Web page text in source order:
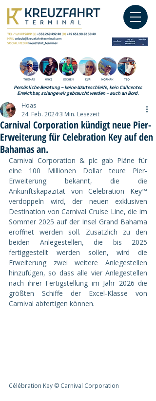
Persönliche Beratung – keine Warteschleife, kein Callcenter.
Erreichbar, solange wir gebraucht werden – auch an Bord.
Carnival Corporation kündigt neue Pier-
Erweiterung für Celebration Key auf den
Bahamas an.
Hoas
24. Feb. 20243 Min. Lesezeit
Carnival Corporation & plc gab Pläne für
eine 100 Millionen Dollar teure Pier-
Erweiterung bekannt, die die
Ankunftskapazität von Celebration Key™
verdoppeln wird, der neuen exklusiven
Destination von Carnival Cruise Line, die im
Sommer 2025 auf der Insel Grand Bahama
eröffnet werden soll. Zusätzlich zu den
beiden Anlegestellen, die bis 2025
fertiggestellt werden sollen, wird die
Erweiterung zwei weitere Anlegestellen
hinzufügen, so dass alle vier Anlegestellen
nach ihrer Fertigstellung im Jahr 2026 die
größten Schiffe der Excel-Klasse von
Carnival abfertigen können.
Célébration Key © Carnival Corporation